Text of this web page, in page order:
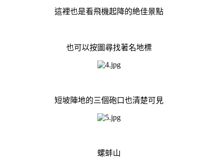
這裡也是看飛機起降的絶佳景點
也可以按圖尋找著名地標
短坡陣地的三個砲口也清楚可見
螺蚌山